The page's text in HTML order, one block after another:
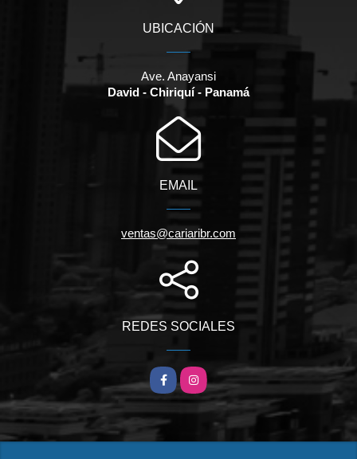
UBICACIÓN
Ave. Anayansi
David - Chiriquí - Panamá
EMAIL
ventas@cariaribr.com
REDES SOCIALES
FacebookInstagram